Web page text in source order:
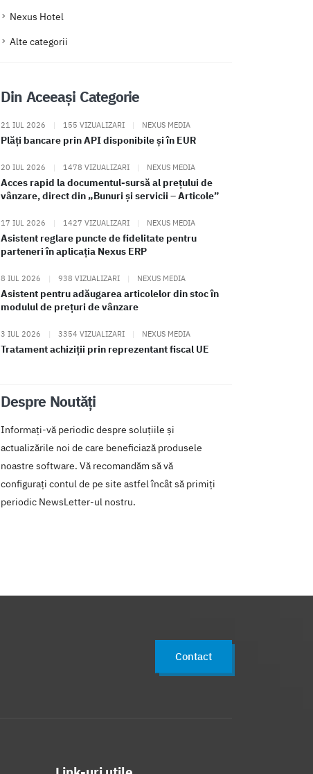
Nexus Hotel
Alte categorii
Din Aceeași Categorie
21 IUL 2026 | 155 VIZUALIZARI | NEXUS MEDIA
Plăți bancare prin API disponibile și în EUR
20 IUL 2026 | 1478 VIZUALIZARI | NEXUS MEDIA
Acces rapid la documentul-sursă al prețului de
vânzare, direct din „Bunuri și servicii – Articole”
17 IUL 2026 | 1427 VIZUALIZARI | NEXUS MEDIA
Asistent reglare puncte de fidelitate pentru
parteneri în aplicația Nexus ERP
8 IUL 2026 | 938 VIZUALIZARI | NEXUS MEDIA
Asistent pentru adăugarea articolelor din stoc în
modulul de prețuri de vânzare
3 IUL 2026 | 3354 VIZUALIZARI | NEXUS MEDIA
Tratament achiziții prin reprezentant fiscal UE
Despre Noutăți
Informați-vă periodic despre soluțiile și
actualizările noi de care beneficiază produsele
noastre software. Vă recomandăm să vă
configurați contul de pe site astfel încât să primiți
periodic NewsLetter-ul nostru.
Contact